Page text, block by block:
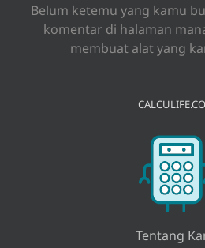
Belum ketemu yang kamu
komentar di halaman
membuat alat yang
Tentang